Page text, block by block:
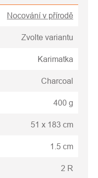
Nocování v přírodě
Zvolte variantu
Karimatka
Charcoal
400 g
51 x 183 cm
1.5 cm
2 R